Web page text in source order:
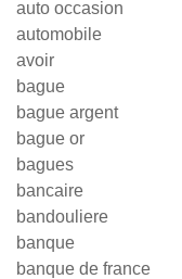
auto occasion
automobile
avoir
bague
bague argent
bague or
bagues
bancaire
bandouliere
banque
banque de france